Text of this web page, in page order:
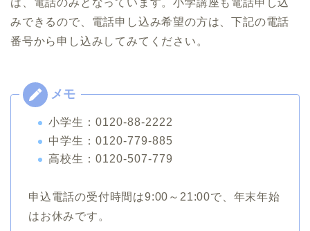
は、電話のみとなっています。小学講座も電話申し込
みできるので、電話申し込み希望の方は、下記の電話
番号から申し込みしてみてください。
小学生：0120-88-2222
中学生：0120-779-885
高校生：0120-507-779
申込電話の受付時間は9:00～21:00で、年末年始
はお休みです。